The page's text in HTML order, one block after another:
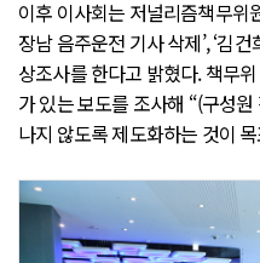
이후 이사회는 저널리즘책무위
장남 음주운전 기사 삭제’, ‘김
상조사를 한다고 밝혔다. 책무
가 있는 보도를 조사해 “(구성
나지 않도록 제도화하는 것이